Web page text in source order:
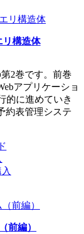
構造体
2巻です。前巻
アプリケーショ
的に進めていき
約表管理システ
前編）